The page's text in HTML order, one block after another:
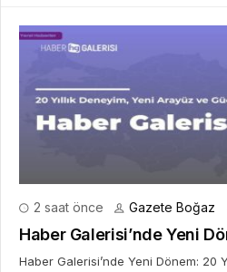
2 saat önce Gazete Boğaz
Haber Galerisi’nde Yeni
Haber Galerisi’nde Yeni Dönem: 20